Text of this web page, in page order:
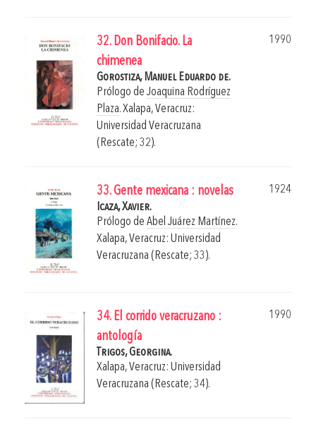
32. Don Bonifacio. La
chimenea
1990
Gorostiza, Manuel Eduardo de.
Prólogo de Joaquina Rodríguez
Plaza.Xalapa, Veracruz:
Universidad Veracruzana
(Rescate; 32).
33. Gente mexicana : novelas
1924
Icaza, Xavier.
Prólogo de Abel Juárez Martínez.
Xalapa, Veracruz: Universidad
Veracruzana (Rescate; 33).
34. El corrido veracruzano :
antología
1990
Trigos, Georgina.
Xalapa, Veracruz: Universidad
Veracruzana (Rescate; 34).